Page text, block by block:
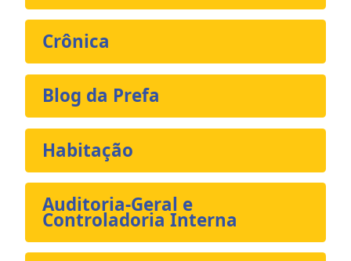
Crônica
Blog da Prefa
Habitação
Auditoria-Geral e
Controladoria Interna